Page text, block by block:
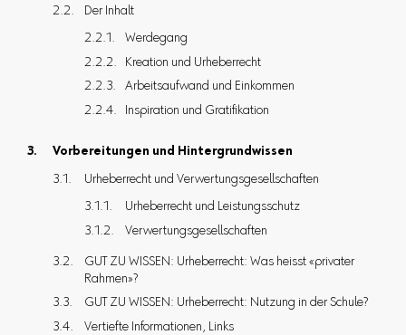
Der Inhalt
Werdegang
Kreation und Urheberrecht
Arbeitsaufwand und Einkommen
Inspiration und Gratifikation
Vorbereitungen und Hintergrundwissen
Urheberrecht und Verwertungsgesellschaften
Urheberrecht und Leistungsschutz
Verwertungsgesellschaften
GUT ZU WISSEN: Urheberrecht: Was heisst «privater
Rahmen»?
GUT ZU WISSEN: Urheberrecht: Nutzung in der Schule?
Vertiefte Informationen, Links